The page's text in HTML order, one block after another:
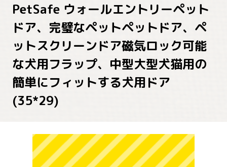
PetSafe ウォールエントリーペット
ドア、完璧なペットペットドア、ペ
ットスクリーンドア磁気ロック可能
な犬用フラップ、中型大型犬猫用の
簡単にフィットする犬用ドア
(35*29)